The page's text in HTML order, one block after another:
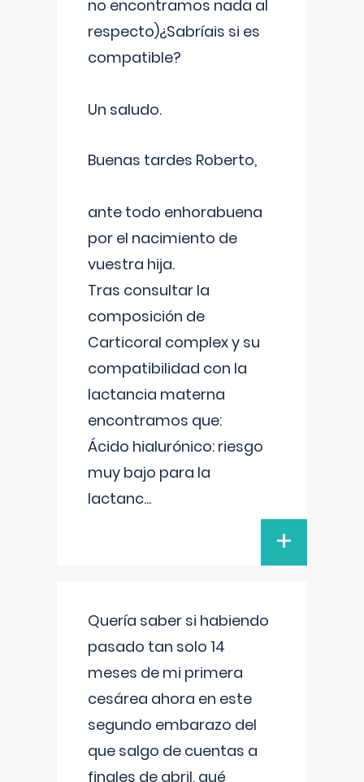
no encontramos nada al
respecto)¿Sabríais si es
compatible?
Un saludo.
Buenas tardes Roberto,
ante todo enhorabuena
por el nacimiento de
vuestra hija.
Tras consultar la
composición de
Carticoral complex y su
compatibilidad con la
lactancia materna
encontramos que:
Ácido hialurónico: riesgo
muy bajo para la
lactanc...
+
Quería saber si habiendo
pasado tan solo 14
meses de mi primera
cesárea ahora en este
segundo embarazo del
que salgo de cuentas a
finales de abril, qué